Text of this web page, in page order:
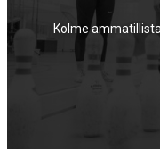
Kolme